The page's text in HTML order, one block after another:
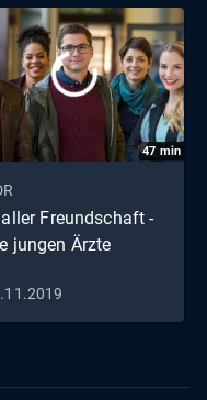
47 min
aller Freundschaft -
jungen Ärzte